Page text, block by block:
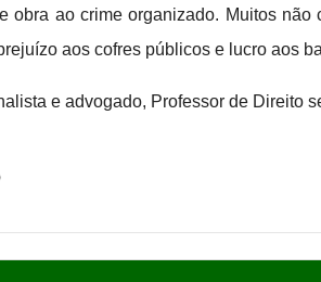
obra ao crime organizado. Muitos não
aos cofres públicos e lucro aos
e advogado, Professor de Direito